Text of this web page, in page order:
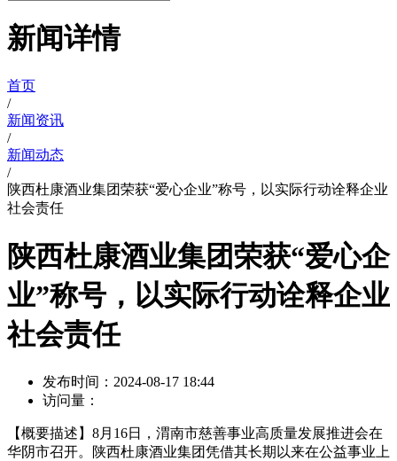
新闻详情
首页
/
新闻资讯
/
新闻动态
/
陕西杜康酒业集团荣获“爱心企业”称号，以实际行动诠释企业
社会责任
陕西杜康酒业集团荣获“爱心企
业”称号，以实际行动诠释企业
社会责任
发布时间： 2024-08-17 18:44
访问量：
【概要描述】 8月16日，渭南市慈善事业高质量发展推进会在
华阴市召开。陕西杜康酒业集团凭借其长期以来在公益事业上